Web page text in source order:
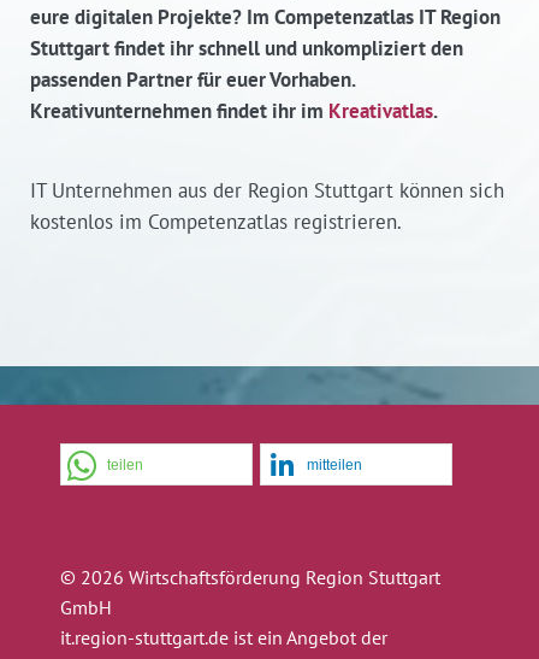
eure digitalen Projekte? Im Competenzatlas IT Region
Stuttgart findet ihr schnell und unkompliziert den
passenden Partner für euer Vorhaben.
Kreativunternehmen findet ihr im Kreativatlas.
IT Unternehmen aus der Region Stuttgart können sich
kostenlos im Competenzatlas registrieren.
teilen mitteilen
© 2026 Wirtschaftsförderung Region Stuttgart
GmbH
it.region-stuttgart.de ist ein Angebot der